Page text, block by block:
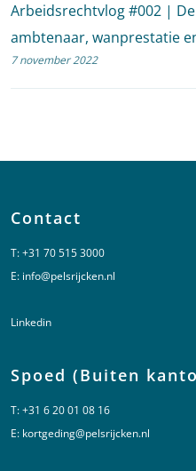
Arbeidsrechtvlog #002 |
ambtenaar, wanprestatie
7 november 2022
Contact
T:+31 70 515 3000
E: info@pelsrijcken.nl
Linkedin
Spoed (Buiten
T:+31 6 20 01 08 16
E: kortgeding@pelsrijcken.nl